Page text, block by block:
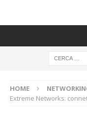
HOME
Extreme Networks: